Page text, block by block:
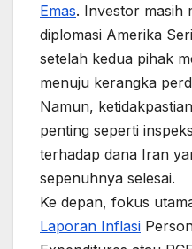
Emas. Investor masih
diplomasi Amerika
setelah kedua pihak
menuju kerangka
Namun,
penting seperti
terhadap dana Iran
sepenuhnya selesai.
Ke depan, fokus
Laporan Inflasi